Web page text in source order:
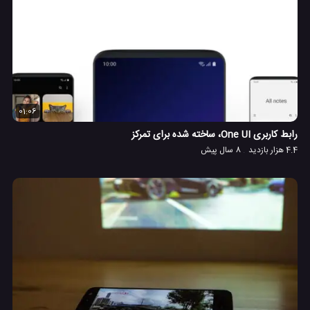
01:06
رابط کاربری One UI، ساخته شده برای تمرکز
4.4 هزار بازدید 8 سال پیش